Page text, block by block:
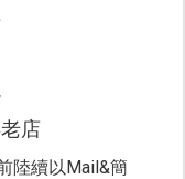
店
陸續以Mail&簡